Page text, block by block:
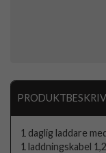
1 daglig laddare
1 laddningskabel